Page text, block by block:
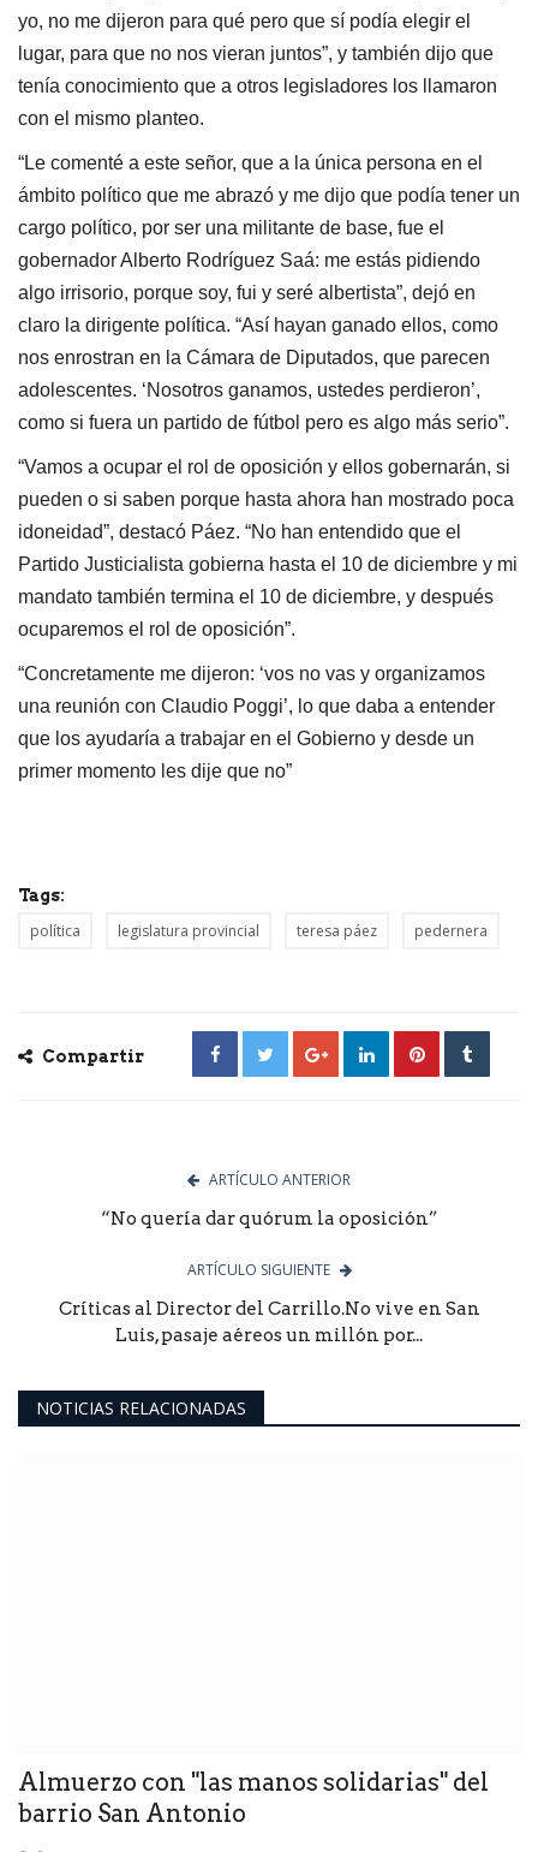
yo, no me dijeron para qué pero que sí podía elegir el
lugar, para que no nos vieran juntos”, y también dijo que
tenía conocimiento que a otros legisladores los llamaron
con el mismo planteo.
“Le comenté a este señor, que a la única persona en el
ámbito político que me abrazó y me dijo que podía tener un
cargo político, por ser una militante de base, fue el
gobernador Alberto Rodríguez Saá: me estás pidiendo
algo irrisorio, porque soy, fui y seré albertista”, dejó en
claro la dirigente política. “Así hayan ganado ellos, como
nos enrostran en la Cámara de Diputados, que parecen
adolescentes. ‘Nosotros ganamos, ustedes perdieron’,
como si fuera un partido de fútbol pero es algo más serio”.
“Vamos a ocupar el rol de oposición y ellos gobernarán, si
pueden o si saben porque hasta ahora han mostrado poca
idoneidad”, destacó Páez. “No han entendido que el
Partido Justicialista gobierna hasta el 10 de diciembre y mi
mandato también termina el 10 de diciembre, y después
ocuparemos el rol de oposición”.
“Concretamente me dijeron: ‘vos no vas y organizamos
una reunión con Claudio Poggi’, lo que daba a entender
que los ayudaría a trabajar en el Gobierno y desde un
primer momento les dije que no”
Tags:
política legislatura provincial teresa páez pedernera
Compartir
ARTÍCULO ANTERIOR
“No quería dar quórum la oposición”
ARTÍCULO SIGUIENTE
Críticas al Director del Carrillo.No vive en San
Luis, pasaje aéreos un millón por...
NOTICIAS RELACIONADAS
Almuerzo con "las manos solidarias" del
barrio San Antonio